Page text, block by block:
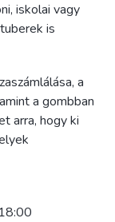
iskolai vagy
is
a
a gombban
arra, hogy ki